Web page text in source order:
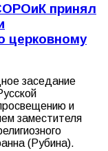
принял
церковному
заседание
и
заместителя
(Рубина).